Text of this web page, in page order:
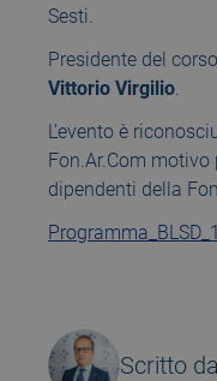
Sesti.
Presidente del
Vittorio Virgilio.
L’evento è
Fon.Ar.Com
dipendenti della
Scritto da